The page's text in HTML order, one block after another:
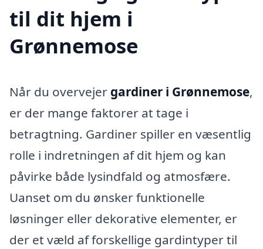
til dit hjem i
Grønnemose
Når du overvejer gardiner i Grønnemose,
er der mange faktorer at tage i
betragtning. Gardiner spiller en væsentlig
rolle i indretningen af dit hjem og kan
påvirke både lysindfald og atmosfære.
Uanset om du ønsker funktionelle
løsninger eller dekorative elementer, er
der et væld af forskellige gardintyper til